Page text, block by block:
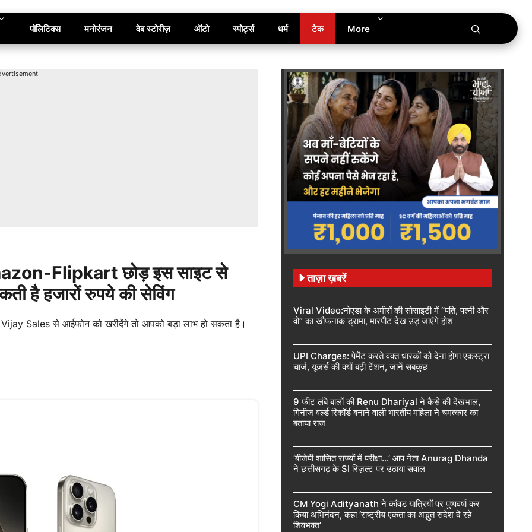
पॉलिटिक्स मनोरंजन वेब स्टोरीज़ ऑटो स्पोर्ट्स धर्म टेक More
Flipkart छोड़ इस साइट से
है हजारों रुपये की सेविंग
Sales से आईफोन को खरीदेंगे तो आपको बड़ा लाभ हो सकता है।
ताज़ा ख़बरें
Viral Video:नोएडा के अमीरों की सोसाइटी में “पति, पत्नी और
वो” का खौफनाक ड्रामा, मारपीट देख उड़ जाएंगे होश
UPI Charges: पेमेंट करते वक्त धारकों को देना होगा एकस्ट्रा
चार्ज, यूजर्स की क्यों बढ़ी टेंशन, जानें सबकुछ
9 फीट लंबे बालों की Renu Dhariyal ने कैसे की देखभाल,
गिनीज वर्ल्ड रिकॉर्ड बनाने वाली भारतीय महिला ने चमत्कार का
बताया राज
‘बीजेपी शासित राज्यों में परीक्षा…’ आप नेता Anurag Dhanda
ने छत्तीसगढ़ के SI रिज़ल्ट पर उठाया सवाल
CM Yogi Adityanath ने कांवड़ यात्रियों पर पुष्पवर्षा कर
किया अभिनंदन, कहा ‘राष्ट्रीय एकता का अद्भुत संदेश दे रहे
शिवभक्त’